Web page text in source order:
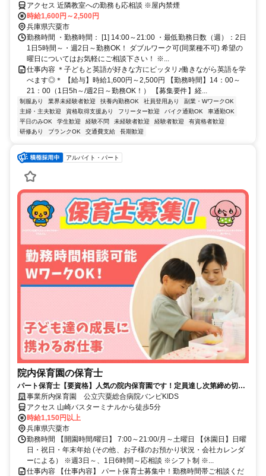
アクセス 近隣教室への勤務も応相談 ※屋内禁煙
時給1,600円～2,500円
兵庫県宍粟市
勤務時間 ・勤務時間： [1] 14:00～21:00 ・最低勤務日数（週）：2日
1日5時間～・週2日～勤務OK！ ダブルワーク可(同業種不可) 希望の
曜日についてはお気軽にご相談下さい！ ※...
仕事内容 ＊子どもと英語が好きな方にピッタリ♪働きながら英語を学
べます◎＊ 【給与】時給1,600円～2,500円 【勤務時間】14：00～
21：00（1日5h～/週2日～勤務OK！） 【募集要件】経...
制服あり 業界未経験者歓迎 扶養内勤務OK 社員登用あり
副業・WワークOK
主婦・主夫歓迎
資格取得支援あり フリーター歓迎 バイク通勤OK
車通勤OK
平日のみOK
学生歓迎 経験不問 未経験者歓迎 経験者歓迎
有資格者歓迎
研修あり
ブランクOK 交通費支給 長期歓迎
アルバイト・パート
院内保育園の保育士
パート保育士【要資格】人気の院内保育園です！定員達し次第締め切り
ますのでお早めにご応募ください
事業所内保育園 公立宍粟総合病院バンビKIDS
アクセス 山崎バスターミナルから徒歩5分
時給1,150円以上
兵庫県宍粟市
勤務時間 【開園時間/曜日】 7:00～21:00/月～土曜日 【休園日】日曜
日・祝日・年末年始 (その他、お子様のお預かり状況・会社カレンダ
ーによる） ※週3日～、1日6時間～応相談 ※シフト制 ※...
仕事内容 【仕事内容】 パート保育士募集中！勤務時間帯ご相談くだ